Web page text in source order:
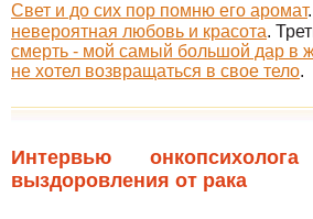
Свет и до сих пор помню его аромат.
невероятная любовь и красота.
смерть - мой самый большой дар в
не хотел возвращаться в свое тело.
Интервью
выздоровления от рака